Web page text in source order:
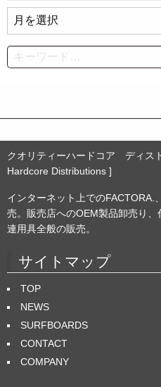
ー
カ
イ
Search
クオリティーハードコア ディス
Hardcore Distributions ]
インターネット上でのFACTORA.
売。販売店へのOEM製品卸売り
連用具全般の販売。
サイトマップ
TOP
NEWS
SURFBOARDS
CONTACT
COMPANY